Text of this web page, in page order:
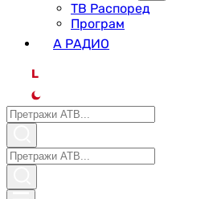
ТВ Распоред
Програм
А РАДИО
L